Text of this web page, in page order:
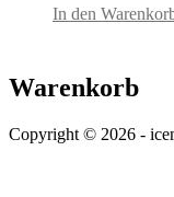
In den
Warenkorb
Copyright © 2026 -